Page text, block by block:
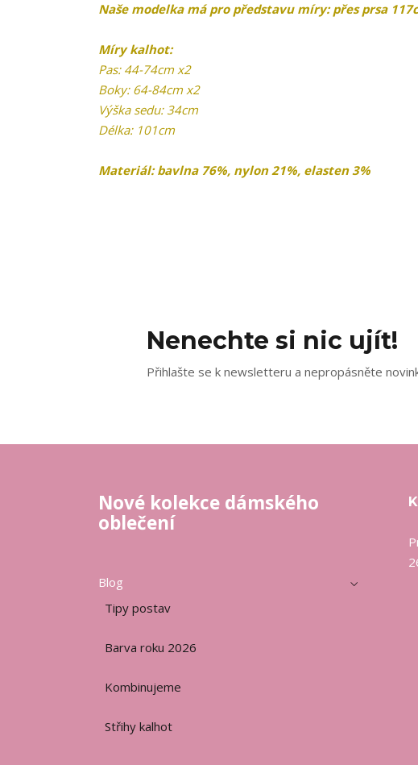
Naše modelka má pro představu míry: přes prsa
Míry kalhot:
Pas: 44-74cm x2
Boky: 64-84cm x2
Výška sedu: 34cm
Délka: 101cm
Materiál: bavlna 76%, nylon 21%, elasten 3%
Nenechte si nic ujít!
Přihlašte se k newsletteru a nepropásněte
Nové kolekce dámského
oblečení
Blog
Tipy postav
Barva roku 2026
Kombinujeme
Střihy kalhot